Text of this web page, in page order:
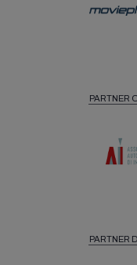
PARTNER
PARTNER